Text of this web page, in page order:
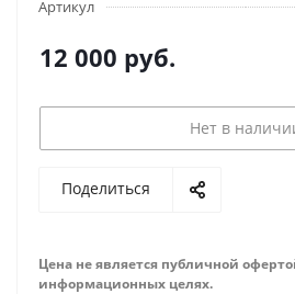
Артикул
12 000 руб.
Нет в
Поделиться
Цена не является публичной
информационных целях.